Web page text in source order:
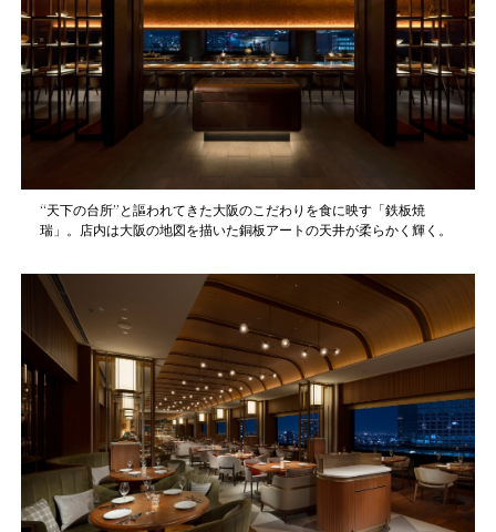
“天下の台所”と謳われてきた大阪のこだわりを食に映す「鉄板焼
瑞」。店内は大阪の地図を描いた銅板アートの天井が柔らかく輝く。